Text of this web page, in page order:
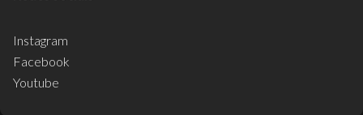
Instagram
Facebook
Youtube